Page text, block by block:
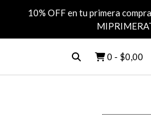
10% OFF en tu primera
0 - $0,00